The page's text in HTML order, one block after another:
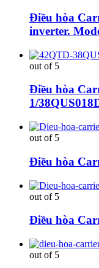
Điều hòa
inverter.
out of 5
Điều hòa
1/
out of 5
Điều hòa
out of 5
Điều hòa
out of 5